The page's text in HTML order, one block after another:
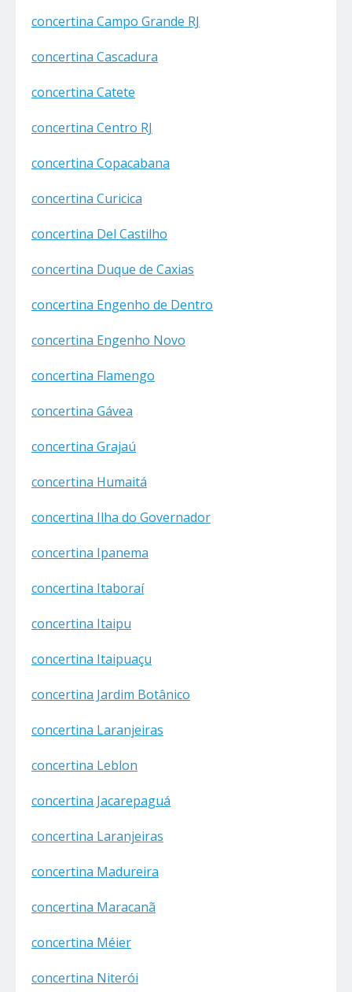
concertina Campo Grande RJ
concertina Cascadura
concertina Catete
concertina Centro RJ
concertina Copacabana
concertina Curicica
concertina Del Castilho
concertina Duque de Caxias
concertina Engenho de Dentro
concertina Engenho Novo
concertina Flamengo
concertina Gávea
concertina Grajaú
concertina Humaitá
concertina Ilha do Governador
concertina Ipanema
concertina Itaboraí
concertina Itaipu
concertina Itaipuaçu
concertina Jardim Botânico
concertina Laranjeiras
concertina Leblon
concertina Jacarepaguá
concertina Laranjeiras
concertina Madureira
concertina Maracanã
concertina Méier
concertina Niterói